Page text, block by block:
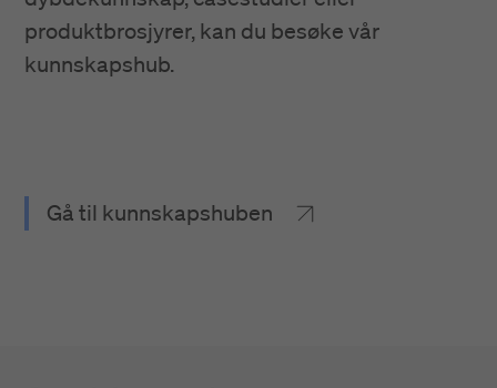
produktbrosjyrer, kan du besøke vår
kunnskapshub.
Gå til kunnskapshuben